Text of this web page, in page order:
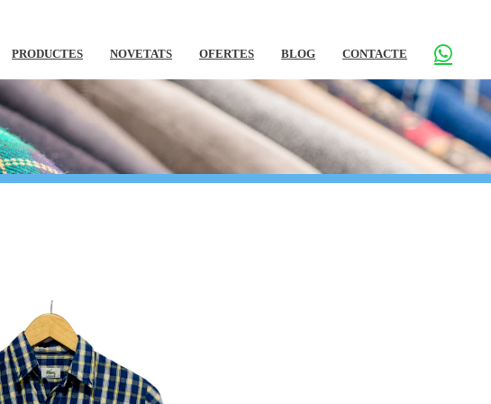
PRODUCTES NOVETATS OFERTES BLOG CONTACTE